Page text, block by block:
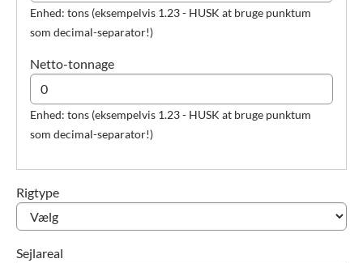
Enhed: tons (eksempelvis 1.23 - HUSK at bruge punktum
som decimal-separator!)
Netto-tonnage
Enhed: tons (eksempelvis 1.23 - HUSK at bruge punktum
som decimal-separator!)
Rigtype
Sejlareal